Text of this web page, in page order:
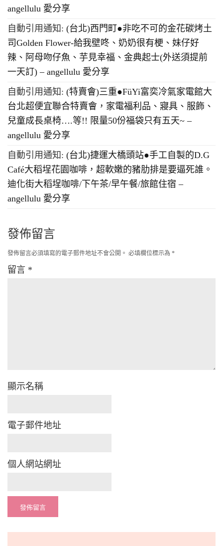
angellulu 愛分享
自動引用通知: (台北)西門町●非吃不可的金花碳烤土
司Golden Flower-給我壁咚、奶奶很有梗、妹仔好
辣、阿母吻仔魚、芋見幸福、金典起士(外送須提前
一天訂) – angellulu 愛分享
自動引用通知: (特賣會)三重●FüYi富奕冷氣家電館大
台北超便宜聯合特賣會，家電福利品、寢具、服飾、
兒童成長桌椅….等!! 限量50份福袋只有五天~ –
angellulu 愛分享
自動引用通知: (台北)捷運大橋頭站●手工自製的D.G
Café大稻埕花園咖啡，超軟嫩的豬肋排是要逼死誰。
迪化街大稻埕咖啡/下午茶/早午餐/旅館住宿 –
angellulu 愛分享
發佈留言
發佈留言必須填寫的電子郵件地址不會公開。 必填欄位標示為 *
留言 *
顯示名稱
電子郵件地址
個人網站網址